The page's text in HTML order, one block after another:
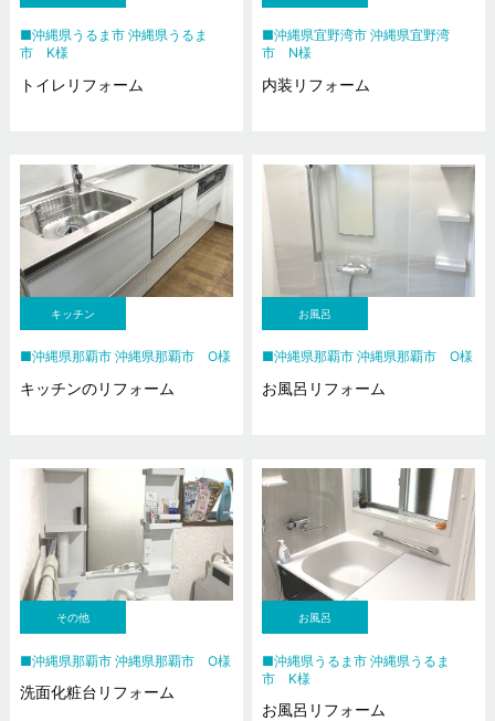
沖縄県うるま市 沖縄県うるま
市 K様
トイレリフォーム
沖縄県宜野湾市 沖縄県宜野湾
市 N様
内装リフォーム
キッチン
沖縄県那覇市 沖縄県那覇市 O様
キッチンのリフォーム
お風呂
沖縄県那覇市 沖縄県那覇市 O様
お風呂リフォーム
その他
沖縄県那覇市 沖縄県那覇市 O様
洗面化粧台リフォーム
お風呂
沖縄県うるま市 沖縄県うるま
市 K様
お風呂リフォーム